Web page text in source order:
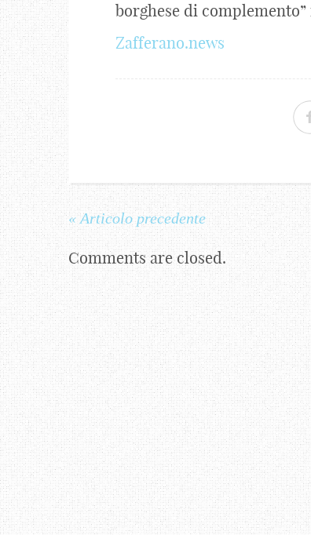
borghese di
Zafferano.news
« Articolo precedente
Comments are closed.